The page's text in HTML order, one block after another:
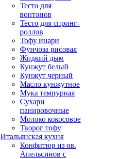
Тесто для
вонтонов
Тесто для спринг-
роллов
Тофу инари
Фунчоза рисовая
Жидкий дым
Кунжут белый
Кунжут черный
Масло кунжутное
Мука темпурная
Сухари
панировочные
Молоко кокосовое
Творог тофу
Итальянская кухня
Конфитюр из ов.
Апельсинов с